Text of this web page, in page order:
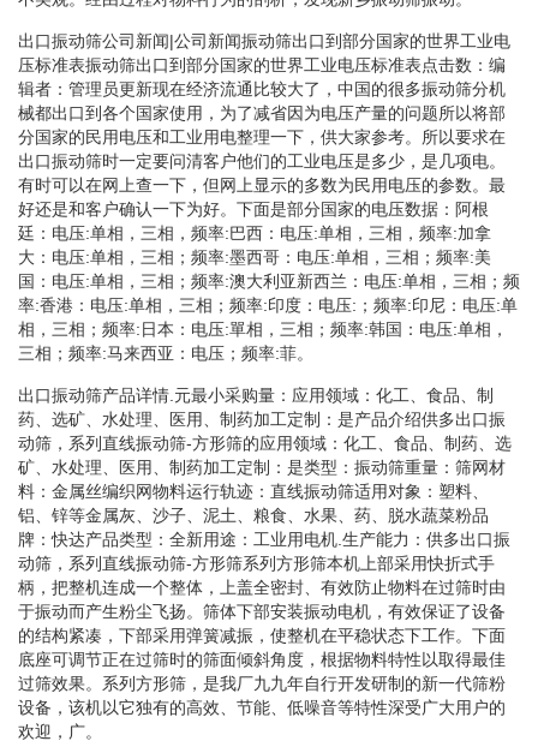
出口振动筛公司新闻|公司新闻振动筛出口到部分国家的世界工业电
压标准表振动筛出口到部分国家的世界工业电压标准表点击数：编
辑者：管理员更新现在经济流通比较大了，中国的很多振动筛分机
械都出口到各个国家使用，为了减省因为电压产量的问题所以将部
分国家的民用电压和工业用电整理一下，供大家参考。所以要求在
出口振动筛时一定要问清客户他们的工业电压是多少，是几项电。
有时可以在网上查一下，但网上显示的多数为民用电压的参数。最
好还是和客户确认一下为好。下面是部分国家的电压数据：阿根
廷：电压:单相，三相，频率:巴西：电压:单相，三相，频率:加拿
大：电压:单相，三相；频率:墨西哥：电压:单相，三相；频率:美
国：电压:单相，三相；频率:澳大利亚新西兰：电压:单相，三相；频
率:香港：电压:单相，三相；频率:印度：电压:；频率:印尼：电压:单
相，三相；频率:日本：电压:單相，三相；频率:韩国：电压:单相，
三相；频率:马来西亚：电压；频率:菲。
出口振动筛产品详情.元最小采购量：应用领域：化工、食品、制
药、选矿、水处理、医用、制药加工定制：是产品介绍供多出口振
动筛，系列直线振动筛-方形筛的应用领域：化工、食品、制药、选
矿、水处理、医用、制药加工定制：是类型：振动筛重量：筛网材
料：金属丝编织网物料运行轨迹：直线振动筛适用对象：塑料、
铝、锌等金属灰、沙子、泥土、粮食、水果、药、脱水蔬菜粉品
牌：快达产品类型：全新用途：工业用电机.生产能力：供多出口振
动筛，系列直线振动筛-方形筛系列方形筛本机上部采用快折式手
柄，把整机连成一个整体，上盖全密封、有效防止物料在过筛时由
于振动而产生粉尘飞扬。筛体下部安装振动电机，有效保证了设备
的结构紧凑，下部采用弹簧减振，使整机在平稳状态下工作。下面
底座可调节正在过筛时的筛面倾斜角度，根据物料特性以取得最佳
过筛效果。系列方形筛，是我厂九九年自行开发研制的新一代筛粉
设备，该机以它独有的高效、节能、低噪音等特性深受广大用户的
欢迎，广。